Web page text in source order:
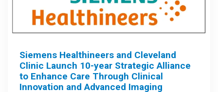
Siemens Healthineers and Cleveland
Clinic Launch 10-year Strategic Alliance
to Enhance Care Through Clinical
Innovation and Advanced Imaging